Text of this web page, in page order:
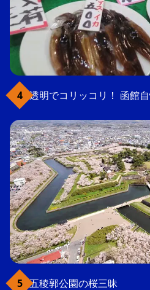
透明でコリッコリ！ 函館
五稜郭公園の桜三昧